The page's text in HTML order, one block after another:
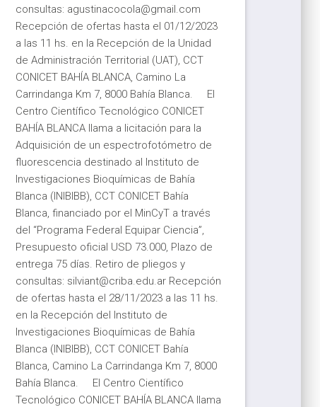
consultas: ‌agustinacocola@‍gmail.com
Recepción de ofertas hasta el 01/12/2023
a las 11 hs. en la Recepción de la Unidad
de Administración Territorial (UAT), CCT
CONICET BAHÍA BLANCA, Camino La
Carrindanga Km 7, 8000 Bahía Blanca. El
Centro Científico Tecnológico CONICET
BAHÍA BLANCA llama a licitación para la
Adquisición de un espectrofotómetro de
fluorescencia destinado al Instituto de
Investigaciones Bioquímicas de Bahía
Blanca (INIBIBB), CCT CONICET Bahía
Blanca, financiado por el MinCyT a través
del “Programa Federal Equipar Ciencia”,
Presupuesto oficial USD 73.000, Plazo de
entrega 75 días. Retiro de pliegos y
consultas: ‌silviant@‍criba.edu.ar Recepción
de ofertas hasta el 28/11/2023 a las 11 hs.
en la Recepción del Instituto de
Investigaciones Bioquímicas de Bahía
Blanca (INIBIBB), CCT CONICET Bahía
Blanca, Camino La Carrindanga Km 7, 8000
Bahía Blanca. El Centro Científico
Tecnológico CONICET BAHÍA BLANCA llama